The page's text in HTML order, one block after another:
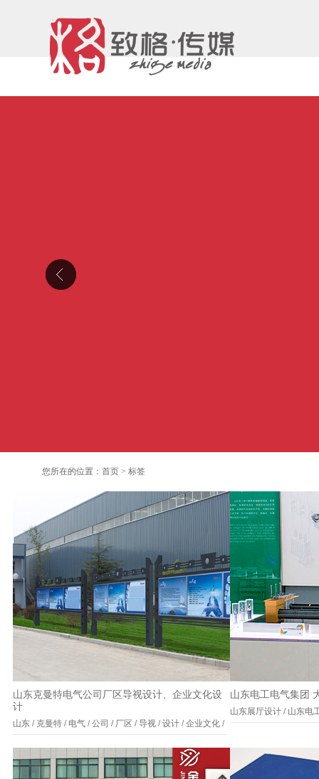
您所在的位置： 首页> 标签
山东克曼特电气公司厂区导视设计、企业文化设
计
山东 / 克曼特 / 电气 /公司 / 厂区 /导视 /设计 /企业文化 /
山东电工电气集团
山东展厅设计 / 山东电